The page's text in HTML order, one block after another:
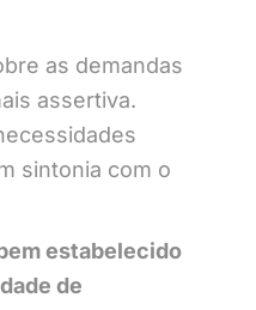
as demandas
assertiva.
sintonia com o
estabelecido
de